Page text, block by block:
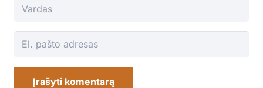
Įrašyti komentarą